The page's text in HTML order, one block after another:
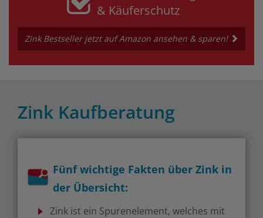
& Käuferschutz
Zink Bestseller jetzt auf Amazon ansehen & sparen!
Zink Kaufberatung
Fünf wichtige Fakten über Zink in
der Übersicht:
Zink ist ein Spurenelement, welches mit